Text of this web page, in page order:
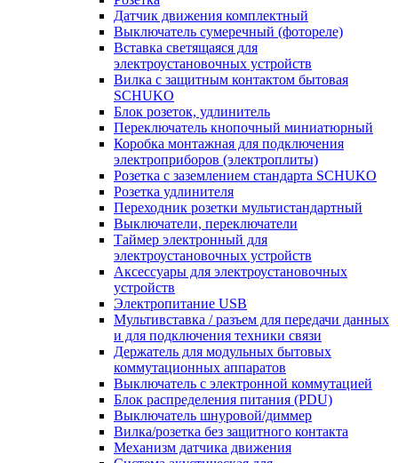
Датчик движения комплектный
Выключатель сумеречный (фотореле)
Вставка светящаяся для
электроустановочных устройств
Вилка с защитным контактом бытовая
SCHUKO
Блок розеток, удлинитель
Переключатель кнопочный миниатюрный
Коробка монтажная для подключения
электроприборов (электроплиты)
Розетка с заземлением стандарта SCHUKO
Розетка удлинителя
Переходник розетки мультистандартный
Выключатели, переключатели
Таймер электронный для
электроустановочных устройств
Аксессуары для электроустановочных
устройств
Электропитание USB
Мультивставка / разъем для передачи данных
и для подключения техники связи
Держатель для модульных бытовых
коммутационных аппаратов
Выключатель с электронной коммутацией
Блок распределения питания (PDU)
Выключатель шнуровой/диммер
Вилка/розетка без защитного контакта
Механизм датчика движения